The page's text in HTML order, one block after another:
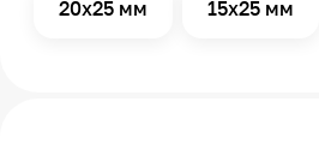
20x25 мм 15x25 мм